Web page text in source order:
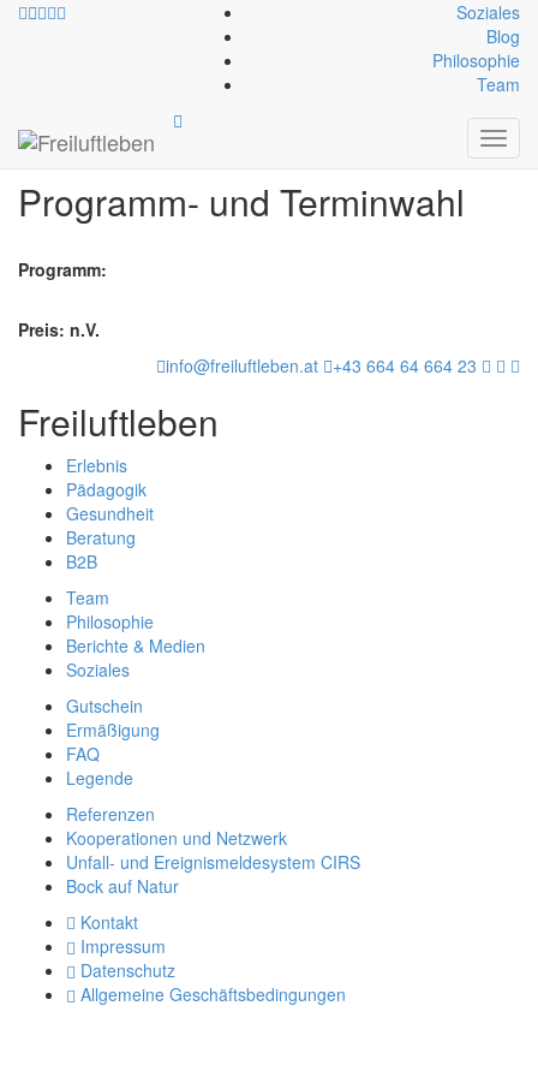
Soziales
Blog
Philosophie
Team
Anmeldung
Programm- und Terminwahl
Programm:
Preis: n.V.
info@freiluftleben.at
+43 664 64 664 23
Freiluftleben
Erlebnis
Pädagogik
Gesundheit
Beratung
B2B
Team
Philosophie
Berichte & Medien
Soziales
Gutschein
Ermäßigung
FAQ
Legende
Referenzen
Kooperationen und Netzwerk
Unfall- und Ereignismeldesystem CIRS
Bock auf Natur
Kontakt
Impressum
Datenschutz
Allgemeine Geschäftsbedingungen